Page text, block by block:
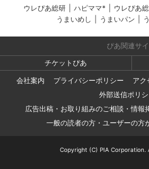
ウレぴあ総研 ハピママ* ウレぴあ
うまいめし
うまいパン
ぴあ関連サイ
チケットぴあ
会社案内
プライバシーポリシー
アク
外部送信ポリ
広告出稿・お取り組みのご相談・情報
一般の読者の方・ユーザーの方
Copyright (C) PIA Corporation.